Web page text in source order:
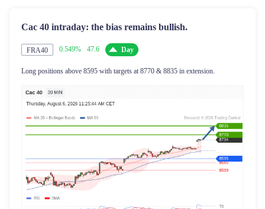
Cac 40 intraday: the bias remains bullish.
FRA40 0.549% 47.6 Day
Long positions above 8595 with targets at 8770 & 8835 in extension.